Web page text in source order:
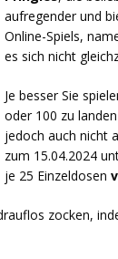
aufregender und
Online-Spiels,
es sich nicht
Je besser Sie
oder 100 zu
jedoch auch nicht
zum 15.04.2024
je 25 Einzeldosen
zocken,